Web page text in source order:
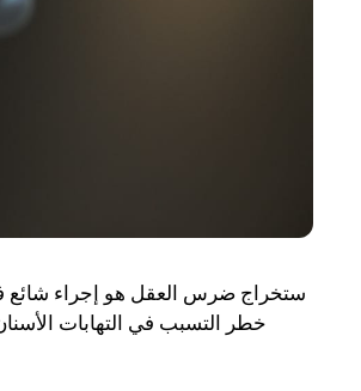
ستخراج ضرس العقل هو إجراء شائع
خطر التسبب في التهابات